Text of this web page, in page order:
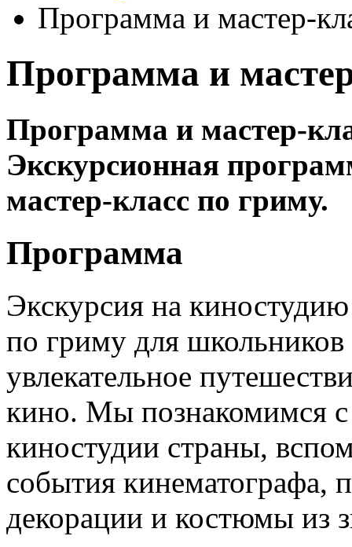
Программа и мастер-
Программа и
Программа и мастер-
Экскурсионная
мастер-класс по гриму.
Программа
Экскурсия на
по гриму для школьников
увлекательное
кино. Мы познакомимся с
киностудии страны,
события кинематографа,
декорации и костюмы из